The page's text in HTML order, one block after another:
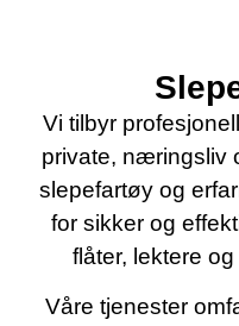
Vi tilbyr
private, næringsliv
slepefartøy og
for sikker og
flåter, lektere
Våre tjenester